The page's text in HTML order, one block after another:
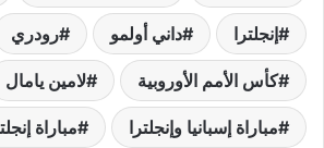
إنجلترا داني أولمو رودري
كأس الأمم الأوروبية لامين يامال
مباراة إسبانيا وإنجلترا مباراة